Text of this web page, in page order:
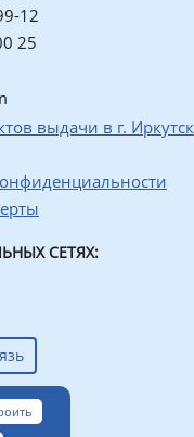
12
25
выдачи в г. Иркутск
СЕТЯХ: